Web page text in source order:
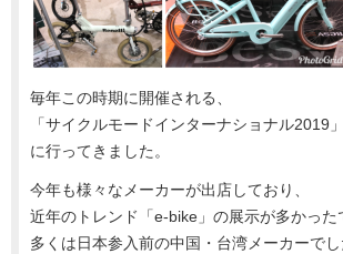
毎年この時期に開催される、
「サイクルモードインターナショナル2019」
に行ってきました。
今年も様々なメーカーが出店しており、
近年のトレンド「e-bike」の展示が多かった
多くは日本参入前の中国・台湾メーカーでし